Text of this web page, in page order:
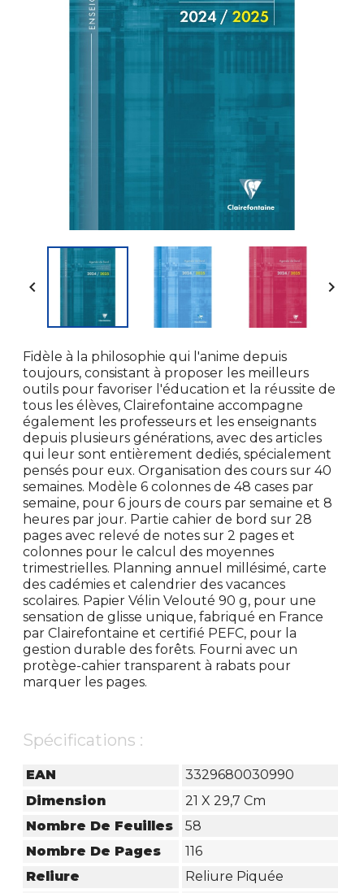
 
Fidèle à la philosophie qui l'anime depuis
toujours, consistant à proposer les meilleurs
outils pour favoriser l'éducation et la réussite de
tous les élèves, Clairefontaine accompagne
également les professeurs et les enseignants
depuis plusieurs générations, avec des articles
qui leur sont entièrement dediés, spécialement
pensés pour eux. Organisation des cours sur 40
semaines. Modèle 6 colonnes de 48 cases par
semaine, pour 6 jours de cours par semaine et 8
heures par jour. Partie cahier de bord sur 28
pages avec relevé de notes sur 2 pages et
colonnes pour le calcul des moyennes
trimestrielles. Planning annuel millésimé, carte
des cadémies et calendrier des vacances
scolaires. Papier Vélin Velouté 90 g, pour une
sensation de glisse unique, fabriqué en France
par Clairefontaine et certifié PEFC, pour la
gestion durable des forêts. Fourni avec un
protège-cahier transparent à rabats pour
marquer les pages.
Spécifications :
EAN
3329680030990
Dimension
21 X 29,7 Cm
Nombre De Feuilles
58
Nombre De Pages
116
Reliure
Reliure Piquée